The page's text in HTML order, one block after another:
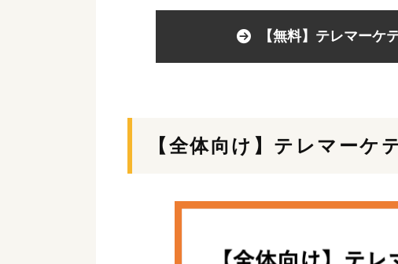
【無料】テレマーケ
【全体向け】テレマーケ